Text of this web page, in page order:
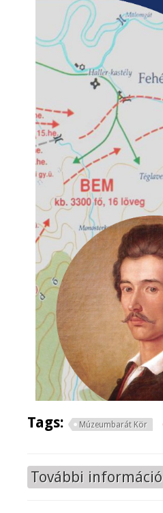
Tags: Múzeumbarát Kör
További információ